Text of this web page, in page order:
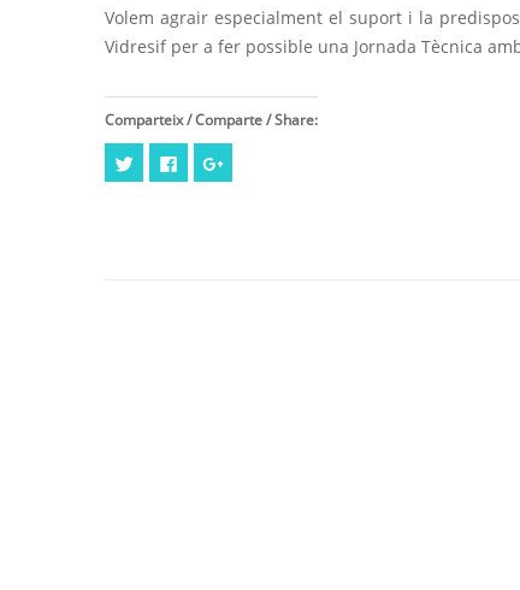
Volem agrair especialment el suport i la
Vidresif per a fer possible una Jornada Tècnica
Comparteix / Comparte / Share:
per
Click
share per